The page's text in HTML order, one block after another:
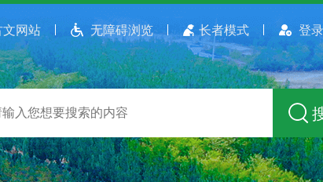
网站 无障碍浏览 长者模式 登